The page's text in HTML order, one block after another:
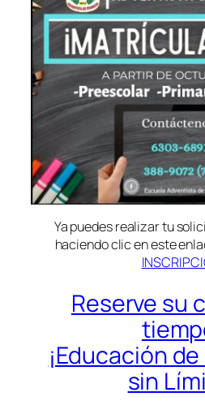
Ya puedes realizar tu
haciendo clic en este
Reserve su
¡Educación
sin